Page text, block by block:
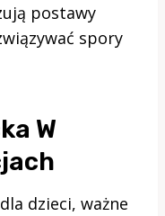
postawy
spory
W
dzieci, ważne